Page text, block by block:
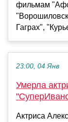
фильмам
Гаграх",
23:00, 04 Янв
Умерла
Актриса